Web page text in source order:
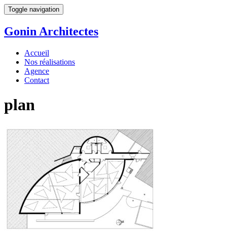
Toggle navigation
Gonin Architectes
Accueil
Nos réalisations
Agence
Contact
plan